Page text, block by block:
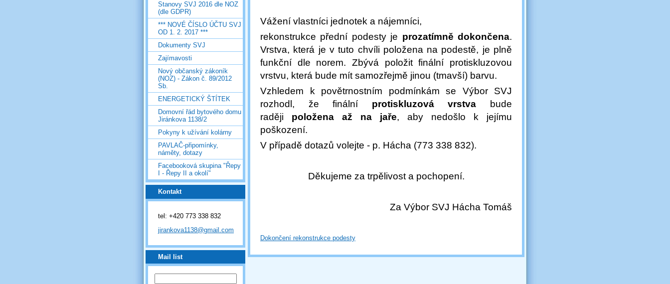
Stanovy SVJ 2016 dle NOZ
(dle GDPR)
*** NOVÉ ČÍSLO ÚČTU SVJ
OD 1. 2. 2017 ***
Dokumenty SVJ
Zajímavosti
Nový občanský zákoník
(NOZ) - Zákon č. 89/2012
Sb.
ENERGETICKÝ ŠTÍTEK
Domovní řád bytového domu
Jiránkova 1138/2
Pokyny k užívání kolárny
PAVLAČ-připomínky,
náměty, dotazy
Facebooková skupina "Řepy
I - Řepy II a okolí"
Kontakt
tel: +420 773 338 832
jirankova1138@gmail.com
Mail list
Vážení vlastníci jednotek a nájemníci,
rekonstrukce přední podesty je prozatímně dokončena.
Vrstva, která je v tuto chvíli položena na podestě, je plně
funkční dle norem. Zbývá položit finální protiskluzovou
vrstvu, která bude mít samozřejmě jinou (tmavší) barvu.
Vzhledem k povětrnostním podmínkám se Výbor SVJ
rozhodl, že finální protiskluzová vrstva bude
raději položena až na jaře, aby nedošlo k jejímu
poškození.
V případě dotazů volejte - p. Hácha (773 338 832).
Děkujeme za trpělivost a pochopení.
Za Výbor SVJ Hácha Tomáš
Dokončení rekonstrukce podesty